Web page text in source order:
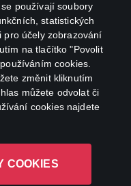
používají soubory
statistických
pro účely zobrazování
na tlačítko "Povolit
cookies.
změnit kliknutím
můžete odvolat či
cookies najdete
COOKIES